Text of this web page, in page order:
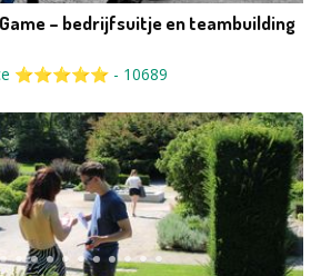
– bedrijfsuitje en teambuilding
⭐⭐⭐⭐⭐ - 10689